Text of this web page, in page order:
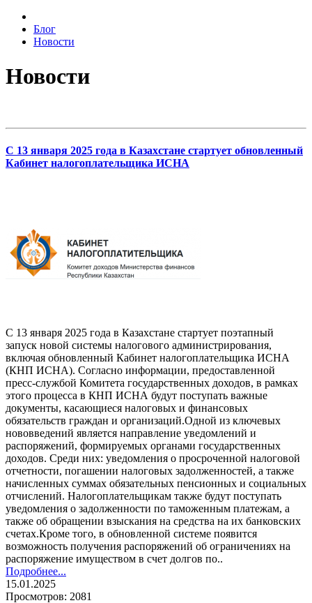
Блог
Новости
Новости
С 13 января 2025 года в Казахстане стартует обновленный
Кабинет налогоплательщика ИСНА
С 13 января 2025 года в Казахстане стартует поэтапный
запуск новой системы налогового администрирования,
включая обновленный Кабинет налогоплательщика ИСНА
(КНП ИСНА). Согласно информации, предоставленной
пресс-службой Комитета государственных доходов, в рамках
этого процесса в КНП ИСНА будут поступать важные
документы, касающиеся налоговых и финансовых
обязательств граждан и организаций.Одной из ключевых
нововведений является направление уведомлений и
распоряжений, формируемых органами государственных
доходов. Среди них: уведомления о просроченной налоговой
отчетности, погашении налоговых задолженностей, а также
начисленных суммах обязательных пенсионных и социальных
отчислений. Налогоплательщикам также будут поступать
уведомления о задолженности по таможенным платежам, а
также об обращении взыскания на средства на их банковских
счетах.Кроме того, в обновленной системе появится
возможность получения распоряжений об ограничениях на
распоряжение имуществом в счет долгов по..
Подробнее...
15.01.2025
Просмотров: 2081